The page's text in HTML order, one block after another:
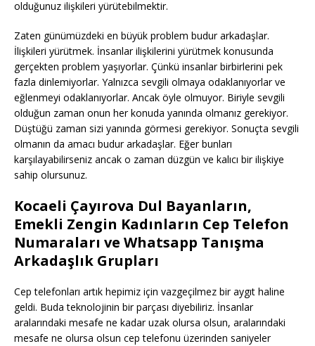
olduğunuz ilişkileri yürütebilmektir.
Zaten günümüzdeki en büyük problem budur arkadaşlar.
İlişkileri yürütmek. İnsanlar ilişkilerini yürütmek konusunda
gerçekten problem yaşıyorlar. Çünkü insanlar birbirlerini pek
fazla dinlemiyorlar. Yalnızca sevgili olmaya odaklanıyorlar ve
eğlenmeyi odaklanıyorlar. Ancak öyle olmuyor. Biriyle sevgili
olduğun zaman onun her konuda yanında olmanız gerekiyor.
Düştüğü zaman sizi yanında görmesi gerekiyor. Sonuçta sevgili
olmanın da amacı budur arkadaşlar. Eğer bunları
karşılayabilirseniz ancak o zaman düzgün ve kalıcı bir ilişkiye
sahip olursunuz.
Kocaeli Çayırova Dul Bayanların,
Emekli Zengin Kadınların Cep Telefon
Numaraları ve Whatsapp Tanışma
Arkadaşlık Grupları
Cep telefonları artık hepimiz için vazgeçilmez bir aygıt haline
geldi. Buda teknolojinin bir parçası diyebiliriz. İnsanlar
aralarındaki mesafe ne kadar uzak olursa olsun, aralarındaki
mesafe ne olursa olsun cep telefonu üzerinden saniyeler